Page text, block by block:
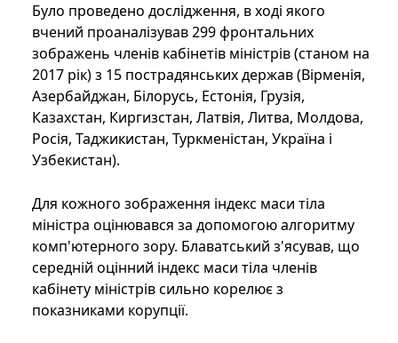
Було проведено дослідження, в ході якого
вчений проаналізував 299 фронтальних
зображень членів кабінетів міністрів (станом на
2017 рік) з 15 пострадянських держав (Вірменія,
Азербайджан, Білорусь, Естонія, Грузія,
Казахстан, Киргизстан, Латвія, Литва, Молдова,
Росія, Таджикистан, Туркменістан, Україна і
Узбекистан).
Для кожного зображення індекс маси тіла
міністра оцінювався за допомогою алгоритму
комп'ютерного зору. Блаватський з'ясував, що
середній оцінний індекс маси тіла членів
кабінету міністрів сильно корелює з
показниками корупції.